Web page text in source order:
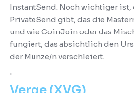
InstantSend. Noch wichtiger ist,
PrivateSend gibt, das die
und wie CoinJoin oder das
fungiert, das absichtlich den
der Münze/n verschleiert.
'
Verge (XVG)